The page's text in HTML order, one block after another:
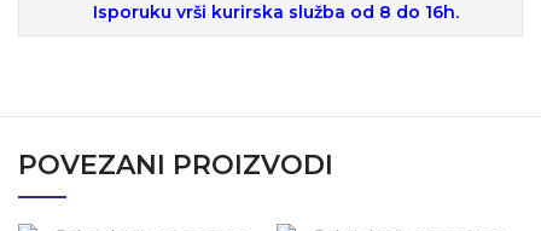
Isporuku vrši kurirska služba od 8 do 16h.
POVEZANI PROIZVODI